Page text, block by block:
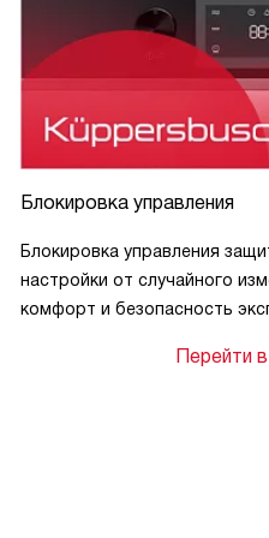
Блокировка управления
Блокировка управления
настройки от случайного
комфорт и безопасность
Перейти